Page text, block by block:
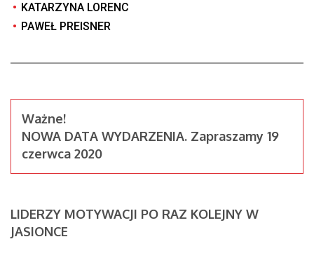
KATARZYNA LORENC
PAWEŁ PREISNER
Ważne!
NOWA DATA WYDARZENIA. Zapraszamy 19
czerwca 2020
LIDERZY MOTYWACJI PO RAZ KOLEJNY W
JASIONCE